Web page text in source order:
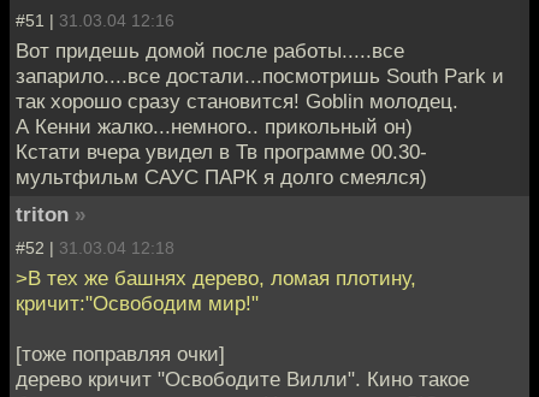
#51 | 31.03.04 12:16
Вот придешь домой после работы.....все
запарило....все достали...посмотришь South Park и
так хорошо сразу становится! Goblin молодец.
А Кенни жалко...немного.. прикольный он)
Кстати вчера увидел в Тв программе 00.30-
мультфильм САУС ПАРК я долго смеялся)
triton »
#52 | 31.03.04 12:18
>В тех же башнях дерево, ломая плотину,
кричит:"Освободим мир!"
[тоже поправляя очки]
дерево кричит "Освободите Вилли". Кино такое